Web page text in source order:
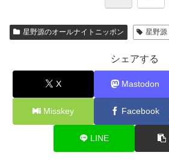
星野源のオールナイトニッポン 星野源
シェアする
X Mastodon
Misskey Facebook
LINE